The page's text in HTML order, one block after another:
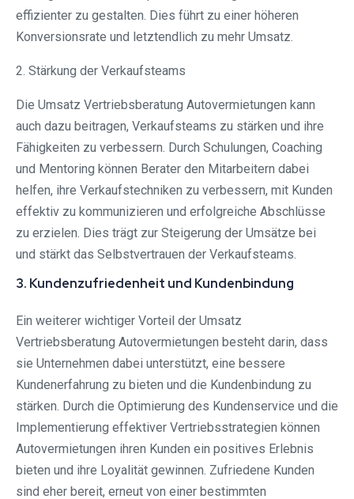
effizienter zu gestalten. Dies führt zu einer höheren
Konversionsrate und letztendlich zu mehr Umsatz.
2. Stärkung der Verkaufsteams
Die Umsatz Vertriebsberatung Autovermietungen kann
auch dazu beitragen, Verkaufsteams zu stärken und ihre
Fähigkeiten zu verbessern. Durch Schulungen, Coaching
und Mentoring können Berater den Mitarbeitern dabei
helfen, ihre Verkaufstechniken zu verbessern, mit Kunden
effektiv zu kommunizieren und erfolgreiche Abschlüsse
zu erzielen. Dies trägt zur Steigerung der Umsätze bei
und stärkt das Selbstvertrauen der Verkaufsteams.
3. Kundenzufriedenheit und Kundenbindung
Ein weiterer wichtiger Vorteil der Umsatz
Vertriebsberatung Autovermietungen besteht darin, dass
sie Unternehmen dabei unterstützt, eine bessere
Kundenerfahrung zu bieten und die Kundenbindung zu
stärken. Durch die Optimierung des Kundenservice und die
Implementierung effektiver Vertriebsstrategien können
Autovermietungen ihren Kunden ein positives Erlebnis
bieten und ihre Loyalität gewinnen. Zufriedene Kunden
sind eher bereit, erneut von einer bestimmten